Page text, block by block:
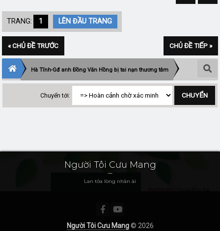
TRANG: 1 LÊN ĐẦU TRANG
« CHỦ ĐỀ TRƯỚC CHỦ ĐỀ TIẾP »
Hà Tĩnh-Gđ anh Đồng Văn Hồng bị tai nạn thương tâm
Chuyển tới:
Người Tôi Cưu Mang
Lan tỏa lòng nhân ái
Người Tôi Cưu Mang© 2026